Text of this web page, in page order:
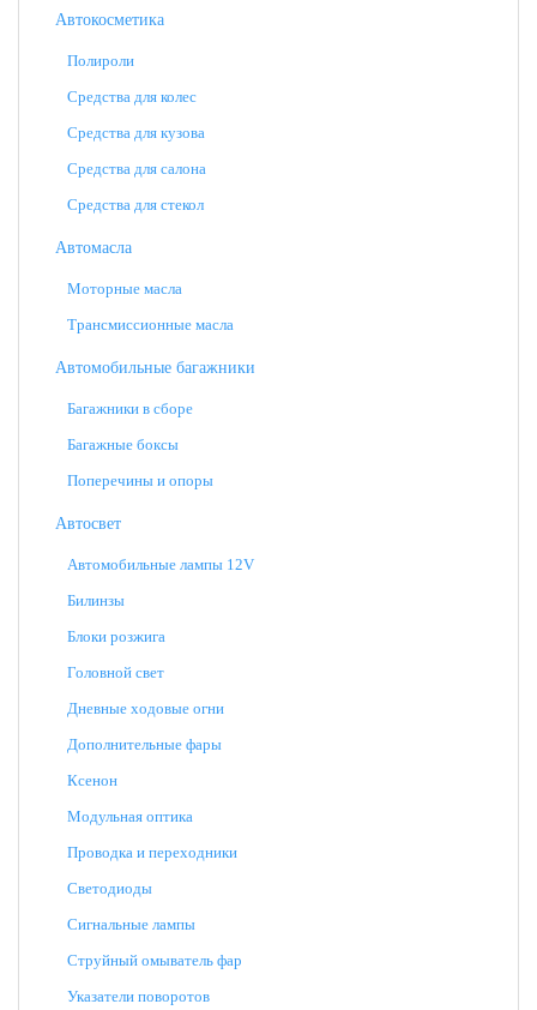
Автокосметика
Полироли
Средства для колес
Средства для кузова
Средства для салона
Средства для стекол
Автомасла
Моторные масла
Трансмиссионные масла
Автомобильные багажники
Багажники в сборе
Багажные боксы
Поперечины и опоры
Автосвет
Автомобильные лампы 12V
Билинзы
Блоки розжига
Головной свет
Дневные ходовые огни
Дополнительные фары
Ксенон
Модульная оптика
Проводка и переходники
Светодиоды
Сигнальные лампы
Струйный омыватель фар
Указатели поворотов